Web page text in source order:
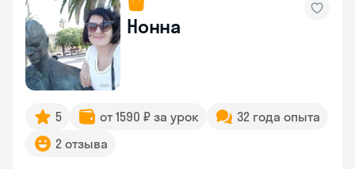
Нонна
5 от 1590 ₽ за урок
32 года опыта
2 отзыва